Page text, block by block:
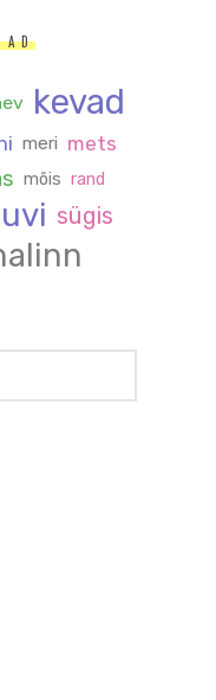
kevad
meri mets
mõis rand
sügis